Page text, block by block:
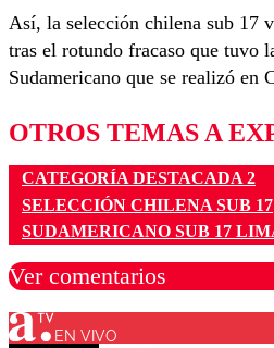
Así, la selección chilena sub 17
tras el rotundo fracaso que tuvo
Sudamericano que se realizó en
OTROS TEMAS A
CATEGORÍA DESTACADA 2
SELECCIÓN CHILENA SUB 17
SUDAMERICANO SUB 17
Ver comentarios
EN VIVO